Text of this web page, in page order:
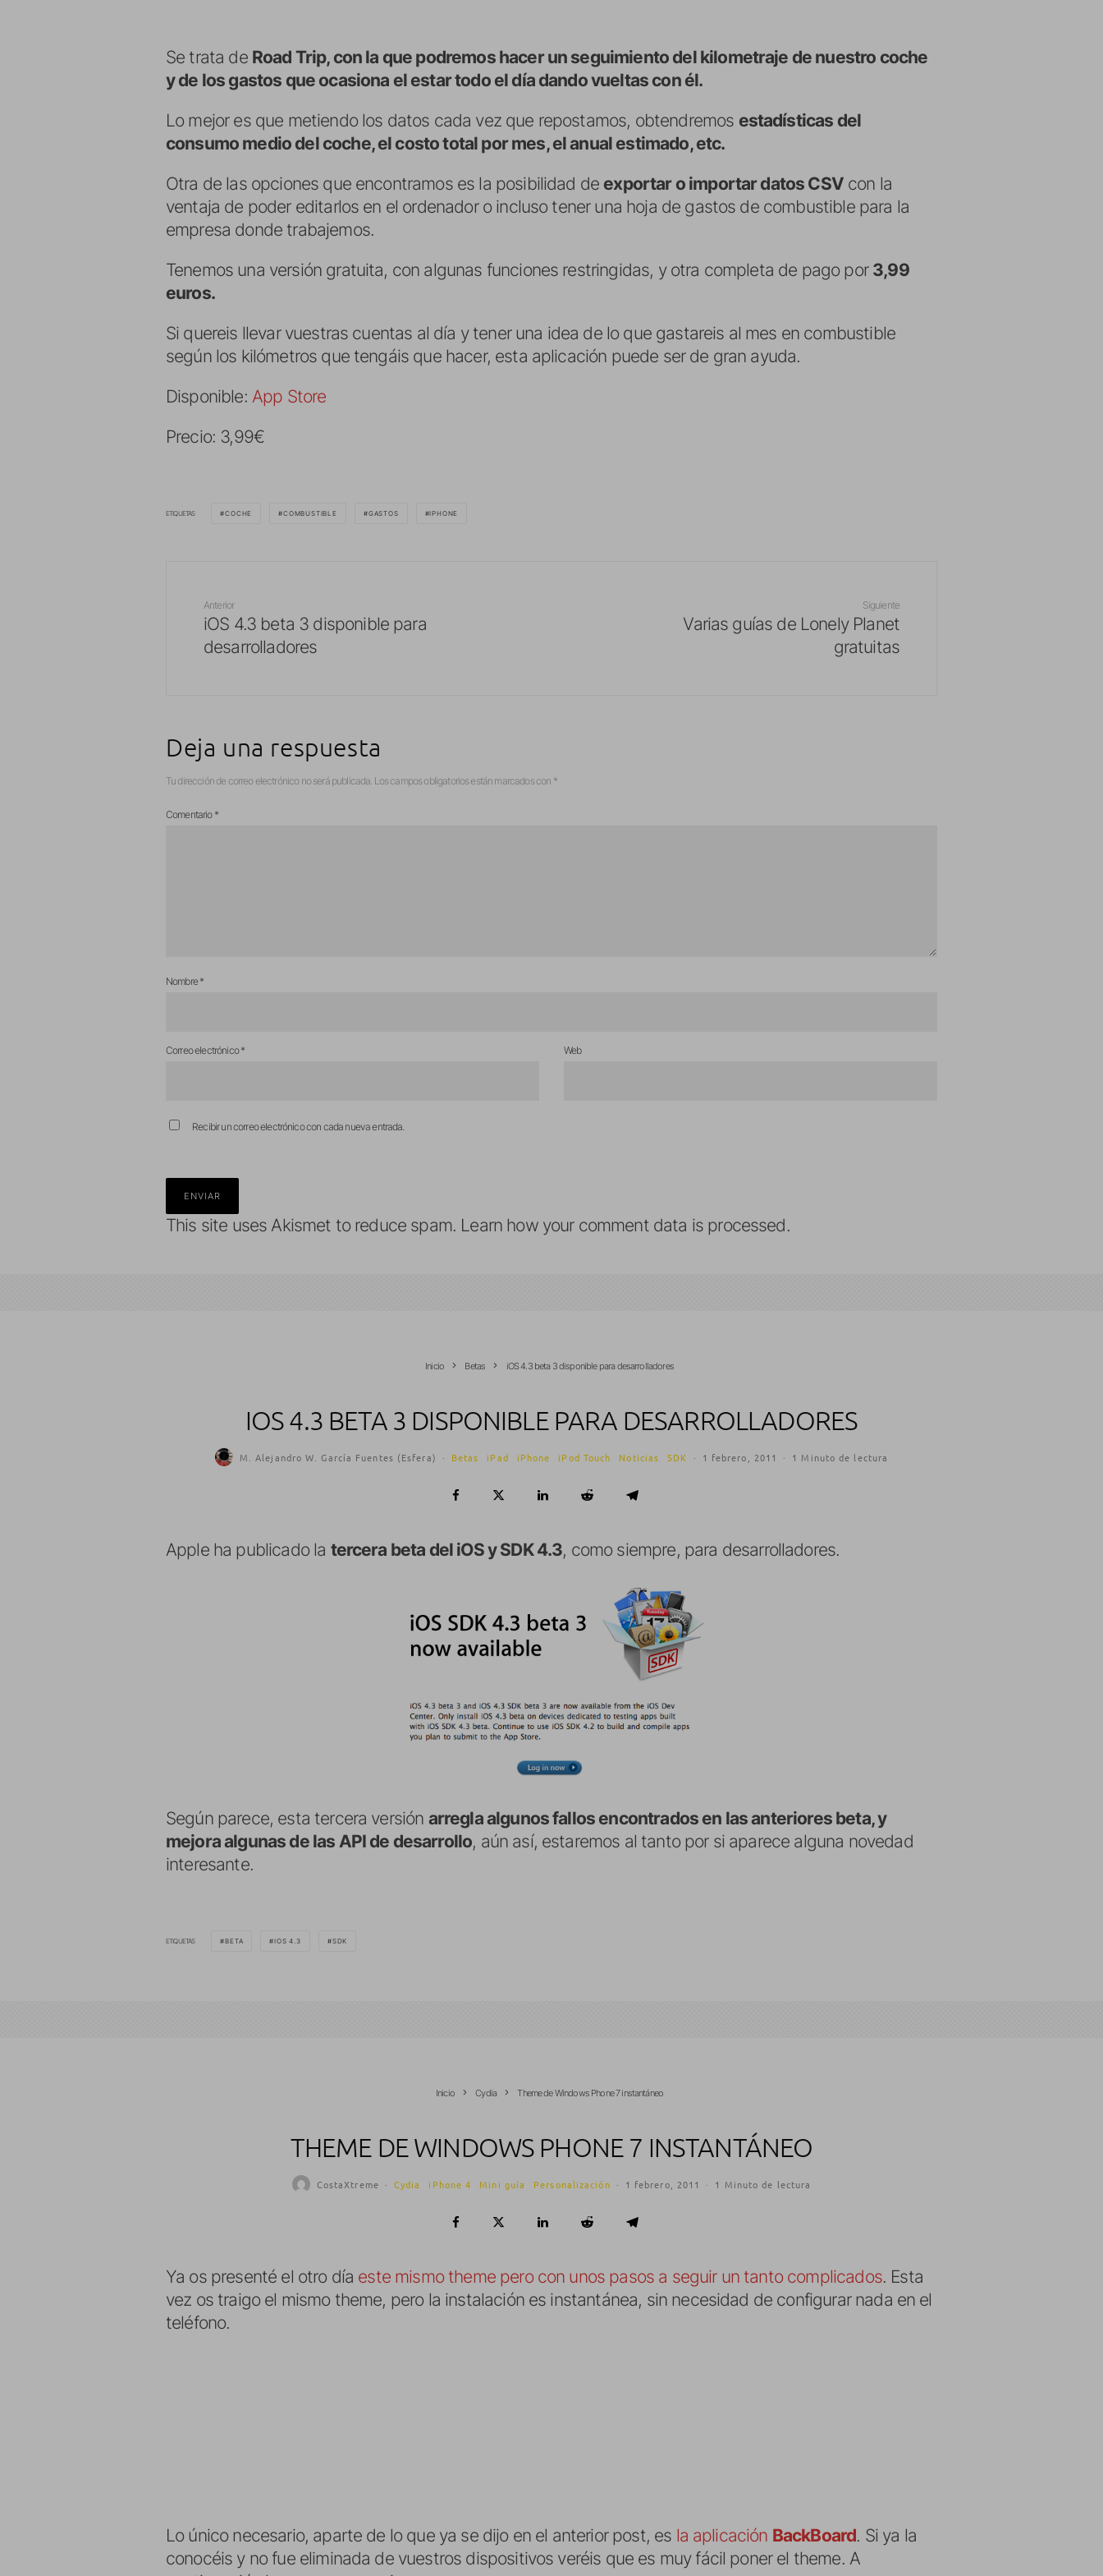
Se trata de Road Trip, con la que podremos hacer un seguimiento del kilometraje de nuestro coche
y de los gastos que ocasiona el estar todo el día dando vueltas con él.
Lo mejor es que metiendo los datos cada vez que repostamos, obtendremos estadísticas del
consumo medio del coche, el costo total por mes, el anual estimado, etc.
Otra de las opciones que encontramos es la posibilidad de exportar o importar datos CSVcon la
ventaja de poder editarlos en el ordenador o incluso tener una hoja de gastos de combustible para la
empresa donde trabajemos.
Tenemos una versión gratuita, con algunas funciones restringidas, y otra completa de pago por 3,99
euros.
Si quereis llevar vuestras cuentas al día y tener una idea de lo que gastareis al mes en combustible
según los kilómetros que tengáis que hacer, esta aplicación puede ser de gran ayuda.
Disponible: App Store
Precio: 3,99€
ETIQUETAS COCHE COMBUSTIBLE GASTOS IPHONE
Anterior
iOS 4.3 beta 3 disponible para
desarrolladores
Siguiente
Varias guías de Lonely Planet
gratuitas
Deja una respuesta
Tu dirección de correo electrónico no será publicada. Los campos obligatorios están marcados con *
Comentario *
Nombre*
Correo electrónico* Web
Recibir un correo electrónico con cada nueva entrada.
This site uses Akismet to reduce spam. Learn how your comment data is processed.
Inicio Betas iOS 4.3 beta 3 disponible para desarrolladores
IOS 4.3 BETA 3 DISPONIBLE PARA DESARROLLADORES
M. Alejandro W. García Fuentes (Esfera) · Betas iPad iPhone iPod Touch Noticias SDK · 1 febrero, 2011 · 1 Minuto de lectura
Apple ha publicado la tercera beta del iOS y SDK 4.3, como siempre, para desarrolladores.
Según parece, esta tercera versión arregla algunos fallos encontrados en las anteriores beta, y
mejora algunas de las API de desarrollo, aún así, estaremos al tanto por si aparece alguna novedad
interesante.
ETIQUETAS BETA IOS 4.3 SDK
Inicio Cydia Theme de Windows Phone 7 instantáneo
THEME DE WINDOWS PHONE 7 INSTANTÁNEO
CostaXtreme · Cydia iPhone 4 Mini guía Personalización · 1 febrero, 2011 · 1 Minuto de lectura
Ya os presenté el otro día este mismo theme pero con unos pasos a seguir un tanto complicados. Esta
vez os traigo el mismo theme, pero la instalación es instantánea, sin necesidad de configurar nada en el
teléfono.
Lo único necesario, aparte de lo que ya se dijo en el anterior post, es la aplicación BackBoard. Si ya la
conocéis y no fue eliminada de vuestros dispositivos veréis que es muy fácil poner el theme. A